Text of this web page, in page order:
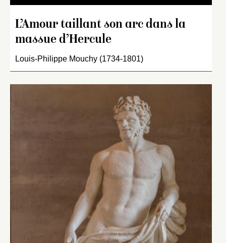
L’Amour taillant son arc dans la
massue d’Hercule
Louis-Philippe Mouchy (1734-1801)